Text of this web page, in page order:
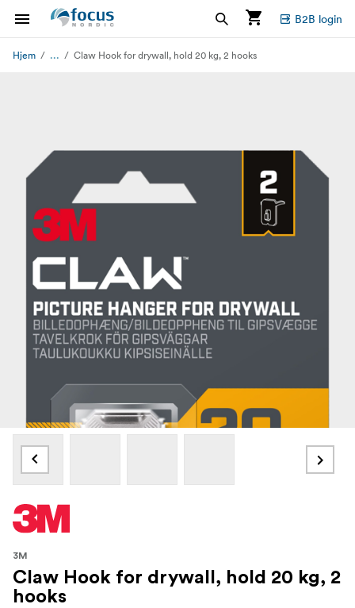
B2B login
Hjem ... Claw Hook for drywall, hold 20 kg, 2 hooks
3M
Claw Hook for drywall, hold 20 kg, 2
hooks